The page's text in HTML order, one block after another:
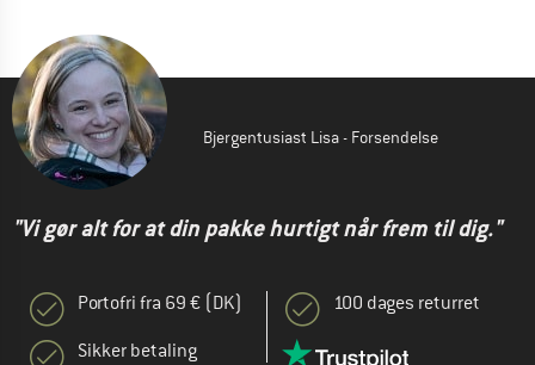
Bjergentusiast Lisa - Forsendelse
"Vi gør alt for at din pakke hurtigt når frem til dig."
Portofri fra 69 € (DK)
Sikker betaling
100 dages returret